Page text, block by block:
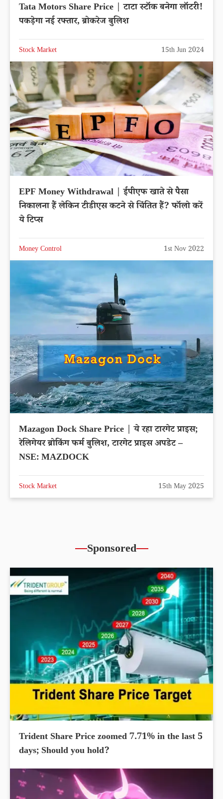
Tata Motors Share Price | टाटा स्टॉक बनेगा लॉटरी!
पकड़ेगा नई रफ्तार, ब्रोकरेज बुलिश
Stock Market 15th Jun 2024
EPF Money Withdrawal | ईपीएफ खाते से पैसा
निकालना हैं लेकिन टीडीएस कटने से चिंतित हैं? फॉलो करें
ये टिप्स
Money Control 1st Nov 2022
Mazagon Dock Share Price | ये रहा टारगेट प्राइस;
रेलिगेयर ब्रोकिंग फर्म बुलिश, टारगेट प्राइस अपडेट –
NSE: MAZDOCK
Stock Market 15th May 2025
Sponsored
Trident Share Price zoomed 7.71% in the last 5
days; Should you hold?